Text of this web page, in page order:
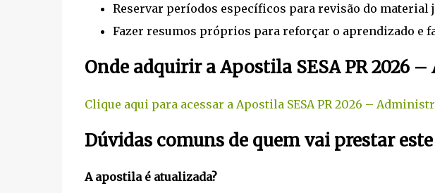
Reservar períodos específicos para revisão do material
Fazer resumos próprios para reforçar o aprendizado e
Onde adquirir a Apostila SESA PR 2026
Clique aqui para acessar a Apostila SESA PR 2026 –
Dúvidas comuns de quem vai prestar
A apostila é atualizada?